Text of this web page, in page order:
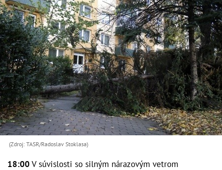
(Zdroj: TASR/Radoslav Stoklasa)
18:00 V súvislosti so silným nárazovým vetrom